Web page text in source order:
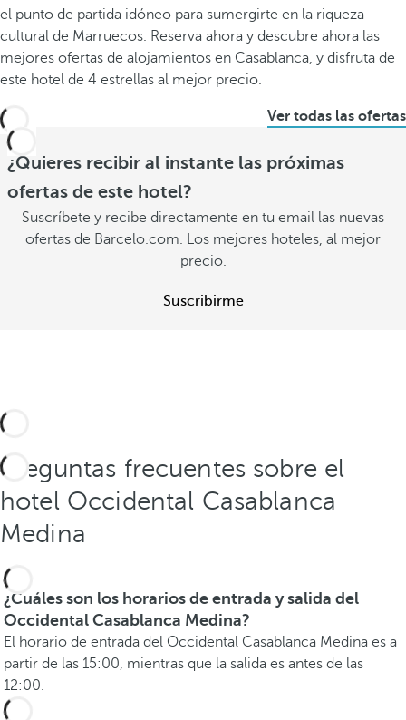
el punto de partida idóneo para sumergirte en la riqueza
cultural de Marruecos. Reserva ahora y descubre ahora las
mejores ofertas de alojamientos en Casablanca, y disfruta de
este hotel de 4 estrellas al mejor precio.
Ver todas las ofertas
¿Quieres recibir al instante las próximas
ofertas de este hotel?
Suscríbete y recibe directamente en tu email las nuevas
ofertas de Barcelo.com. Los mejores hoteles, al mejor
precio.
Suscribirme
Preguntas frecuentes sobre el
hotel Occidental Casablanca
Medina
¿Cuáles son los horarios de entrada y salida del
Occidental Casablanca Medina?
El horario de entrada del Occidental Casablanca Medina es a
partir de las 15:00, mientras que la salida es antes de las
12:00.